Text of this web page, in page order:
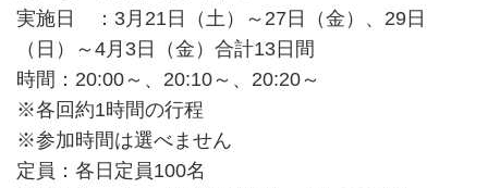
実施日 ：3月21日（土）～27日（金）、29日
（日）～4月3日（金）合計13日間
時間：20:00～、20:10～、20:20～
※各回約1時間の行程
※参加時間は選べません
定員：各日定員100名